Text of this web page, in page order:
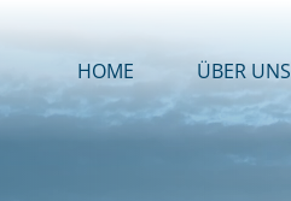
HOME ÜBER UNS